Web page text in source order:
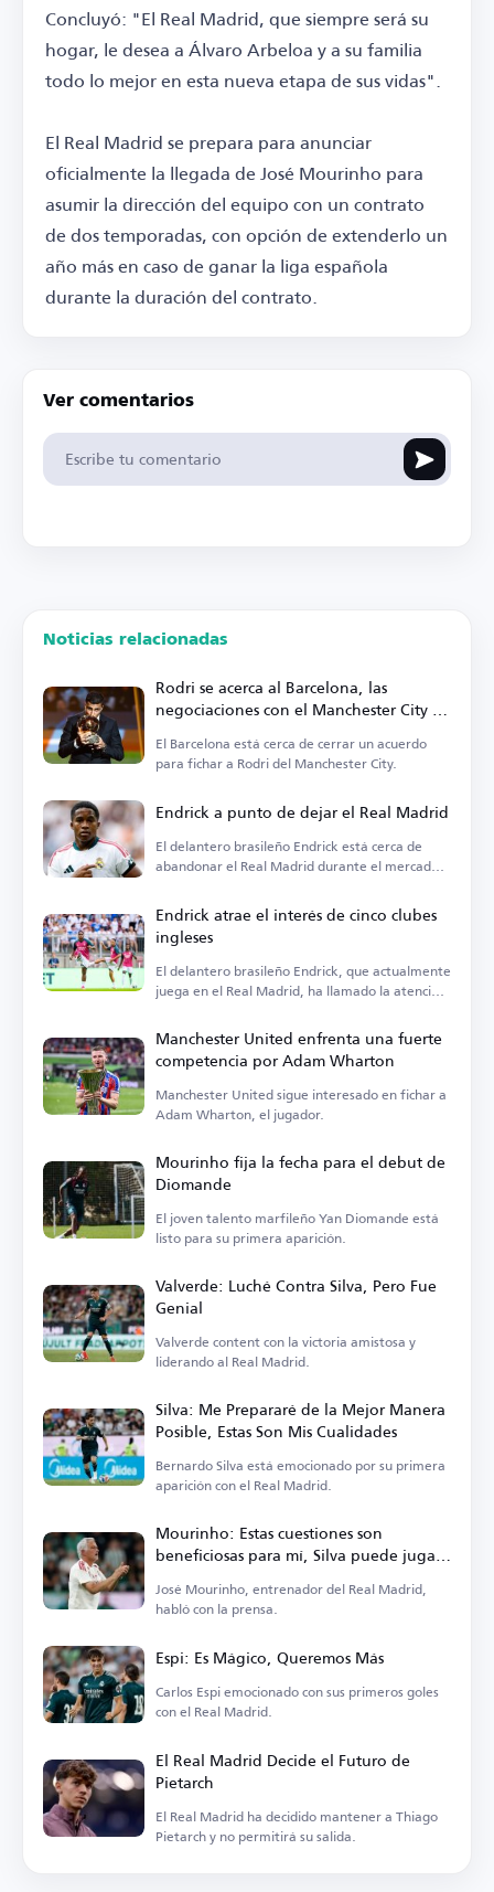
Concluyó: "El Real Madrid, que siempre será su
hogar, le desea a Álvaro Arbeloa y a su familia
todo lo mejor en esta nueva etapa de sus vidas".
El Real Madrid se prepara para anunciar
oficialmente la llegada de José Mourinho para
asumir la dirección del equipo con un contrato
de dos temporadas, con opción de extenderlo un
año más en caso de ganar la liga española
durante la duración del contrato.
Ver comentarios
Noticias relacionadas
Rodri se acerca al Barcelona, las
negociaciones con el Manchester City en
su fase final
El Barcelona está cerca de cerrar un acuerdo
para fichar a Rodri del Manchester City.
Endrick a punto de dejar el Real Madrid
El delantero brasileño Endrick está cerca de
abandonar el Real Madrid durante el mercado
Endrick atrae el interés de cinco clubes
ingleses
El delantero brasileño Endrick, que actualmente
juega en el Real Madrid, ha llamado la atención
Manchester United enfrenta una fuerte
competencia por Adam Wharton
Manchester United sigue interesado en fichar a
Adam Wharton, el jugador.
Mourinho fija la fecha para el debut de
Diomande
El joven talento marfileño Yan Diomande está
listo para su primera aparición.
Valverde: Luché Contra Silva, Pero Fue
Genial
Valverde content con la victoria amistosa y
liderando al Real Madrid.
Silva: Me Prepararé de la Mejor Manera
Posible, Estas Son Mis Cualidades
Bernardo Silva está emocionado por su primera
aparición con el Real Madrid.
Mourinho: Estas cuestiones son
beneficiosas para mí, Silva puede jugar
en varias posiciones
José Mourinho, entrenador del Real Madrid,
habló con la prensa.
Espi: Es Mágico, Queremos Más
Carlos Espi emocionado con sus primeros goles
con el Real Madrid.
El Real Madrid Decide el Futuro de
Pietarch
El Real Madrid ha decidido mantener a Thiago
Pietarch y no permitirá su salida.